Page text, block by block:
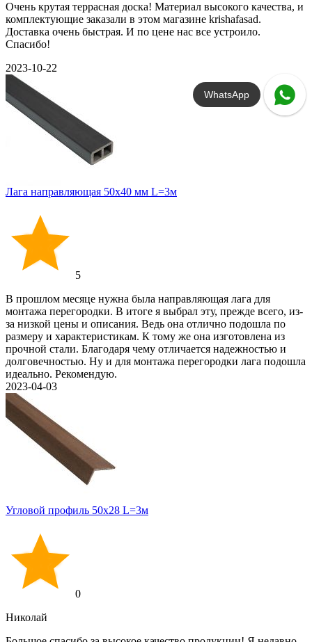
Очень крутая террасная доска! Материал высокого качества, и
комплектующие заказали в этом магазине krishafasad.
Доставка очень быстрая. И по цене нас все устроило.
Спасибо!
2023-10-22
Лага направляющая 50х40 мм L=3м
5
В прошлом месяце нужна была направляющая лага для
монтажа перегородки. В итоге я выбрал эту, прежде всего, из-
за низкой цены и описания. Ведь она отлично подошла по
размеру и характеристикам. К тому же она изготовлена из
прочной стали. Благодаря чему отличается надежностью и
долговечностью. Ну и для монтажа перегородки лага подошла
идеально. Рекомендую.
2023-04-03
Угловой профиль 50х28 L=3м
0
Николай
WhatsApp